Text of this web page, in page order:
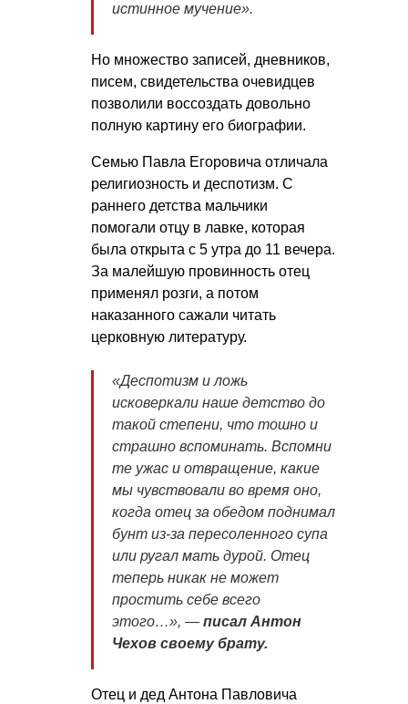
истинное мучение».
Но множество записей, дневников,
писем, свидетельства очевидцев
позволили воссоздать довольно
полную картину его биографии.
Семью Павла Егоровича отличала
религиозность и деспотизм. С
раннего детства мальчики
помогали отцу в лавке, которая
была открыта с 5 утра до 11 вечера.
За малейшую провинность отец
применял розги, а потом
наказанного сажали читать
церковную литературу.
«Деспотизм и ложь
исковеркали наше детство до
такой степени, что тошно и
страшно вспоминать. Вспомни
те ужас и отвращение, какие
мы чувствовали во время оно,
когда отец за обедом поднимал
бунт из-за пересоленного супа
или ругал мать дурой. Отец
теперь никак не может
простить себе всего
этого…», — писал Антон
Чехов своему брату.
Отец и дед Антона Павловича